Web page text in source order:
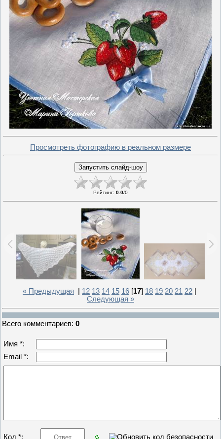
Просмотреть фотографию в реальном размере
Рейтинг: 0.0/0
« Предыдущая 12 13 14 15 16 [17] 18 19 20 21 22
Следующая »
Всего комментариев: 0
Имя *:
Email *:
Код *: